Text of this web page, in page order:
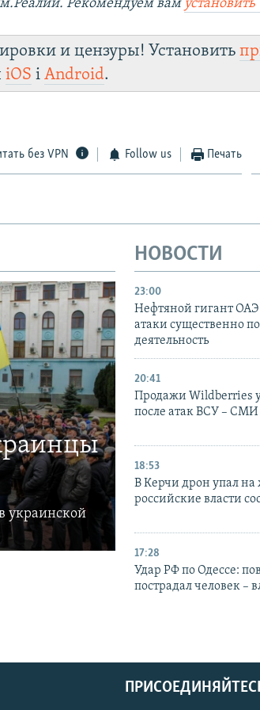
Рекомендуем вам установить
и цензуры! Установить
iOS іAndroid.
без VPN Follow us Печать
украинской
НОВОСТИ
23:00
Нефтяной гигант ОАЭ
атаки существенно
деятельность
20:41
Продажи Wildberries
после атак ВСУ – СМИ
18:53
В Керчи дрон упал
российские власти
17:28
Удар РФ по Одессе:
пострадал человек –